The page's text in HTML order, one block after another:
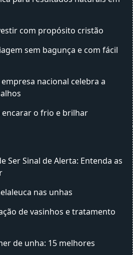
com propósito cristão
sem bagunça e com fácil
nacional celebra a
encarar o frio e brilhar
Ser Sinal de Alerta: Entenda as
nas unhas
de vasinhos e tratamento
de unha: 15 melhores